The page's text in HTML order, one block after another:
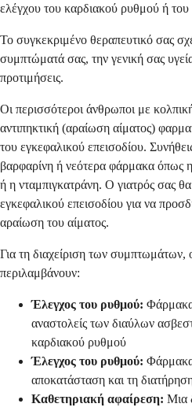
ελέγχου του καρδιακού ρυθμού ή
Το συγκεκριμένο θεραπευτικό σας
συμπτώματά σας, την γενική σας
προτιμήσεις.
Οι περισσότεροι άνθρωποι με
αντιπηκτική (αραίωση αίματος)
του εγκεφαλικού επεισοδίου.
βαρφαρίνη ή νεότερα φάρμακα όπως
ή η νταμπιγκατράνη. Ο γιατρός σας
εγκεφαλικού επεισοδίου για να
αραίωση του αίματος.
Για τη διαχείριση των συμπτωμάτων,
περιλαμβάνουν:
Έλεγχος του ρυθμού: Φάρμακα
αναστολείς των διαύλων
καρδιακού ρυθμού
Έλεγχος του ρυθμού: Φάρμακα
αποκατάσταση και τη
Καθετηριακή αφαίρεση: Μια